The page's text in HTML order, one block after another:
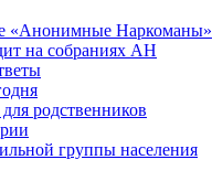
«Анонимные Наркоманы»
на собраниях АН
родственников
группы населения